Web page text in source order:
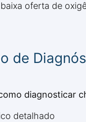
oferta de
de
diagnosticar
detalhado